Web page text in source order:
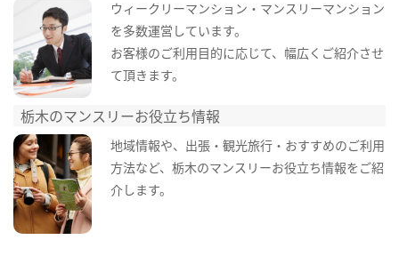
ウィークリーマンション・マンスリーマンション
を多数運営しています。
お客様のご利用目的に応じて、幅広くご紹介させ
て頂きます。
栃木のマンスリーお役立ち情報
地域情報や、出張・観光旅行・おすすめのご利用
方法など、栃木のマンスリーお役立ち情報をご紹
介します。